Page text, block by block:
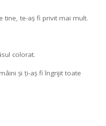
tine, te-aș fi privit mai mult.
colorat.
și ți-aș fi îngrijit toate